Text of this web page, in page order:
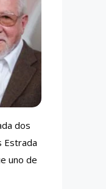
dos
Estrada
uno de